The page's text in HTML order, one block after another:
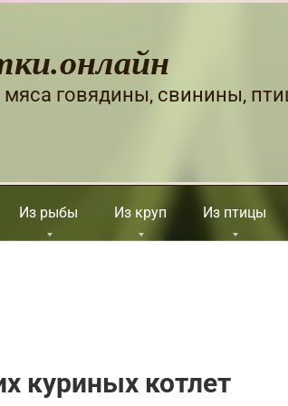
мяса говядины, свинины,
Из рыбы Из круп Из птицы
куриных котлет